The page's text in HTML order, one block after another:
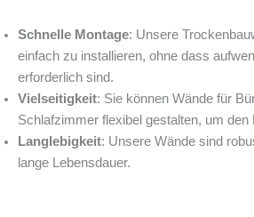
Schnelle Montage: Unsere
einfach zu installieren, ohne dass
erforderlich sind.
Vielseitigkeit: Sie können Wände für
Schlafzimmer flexibel gestalten, um
Langlebigkeit: Unsere Wände sind
lange Lebensdauer.